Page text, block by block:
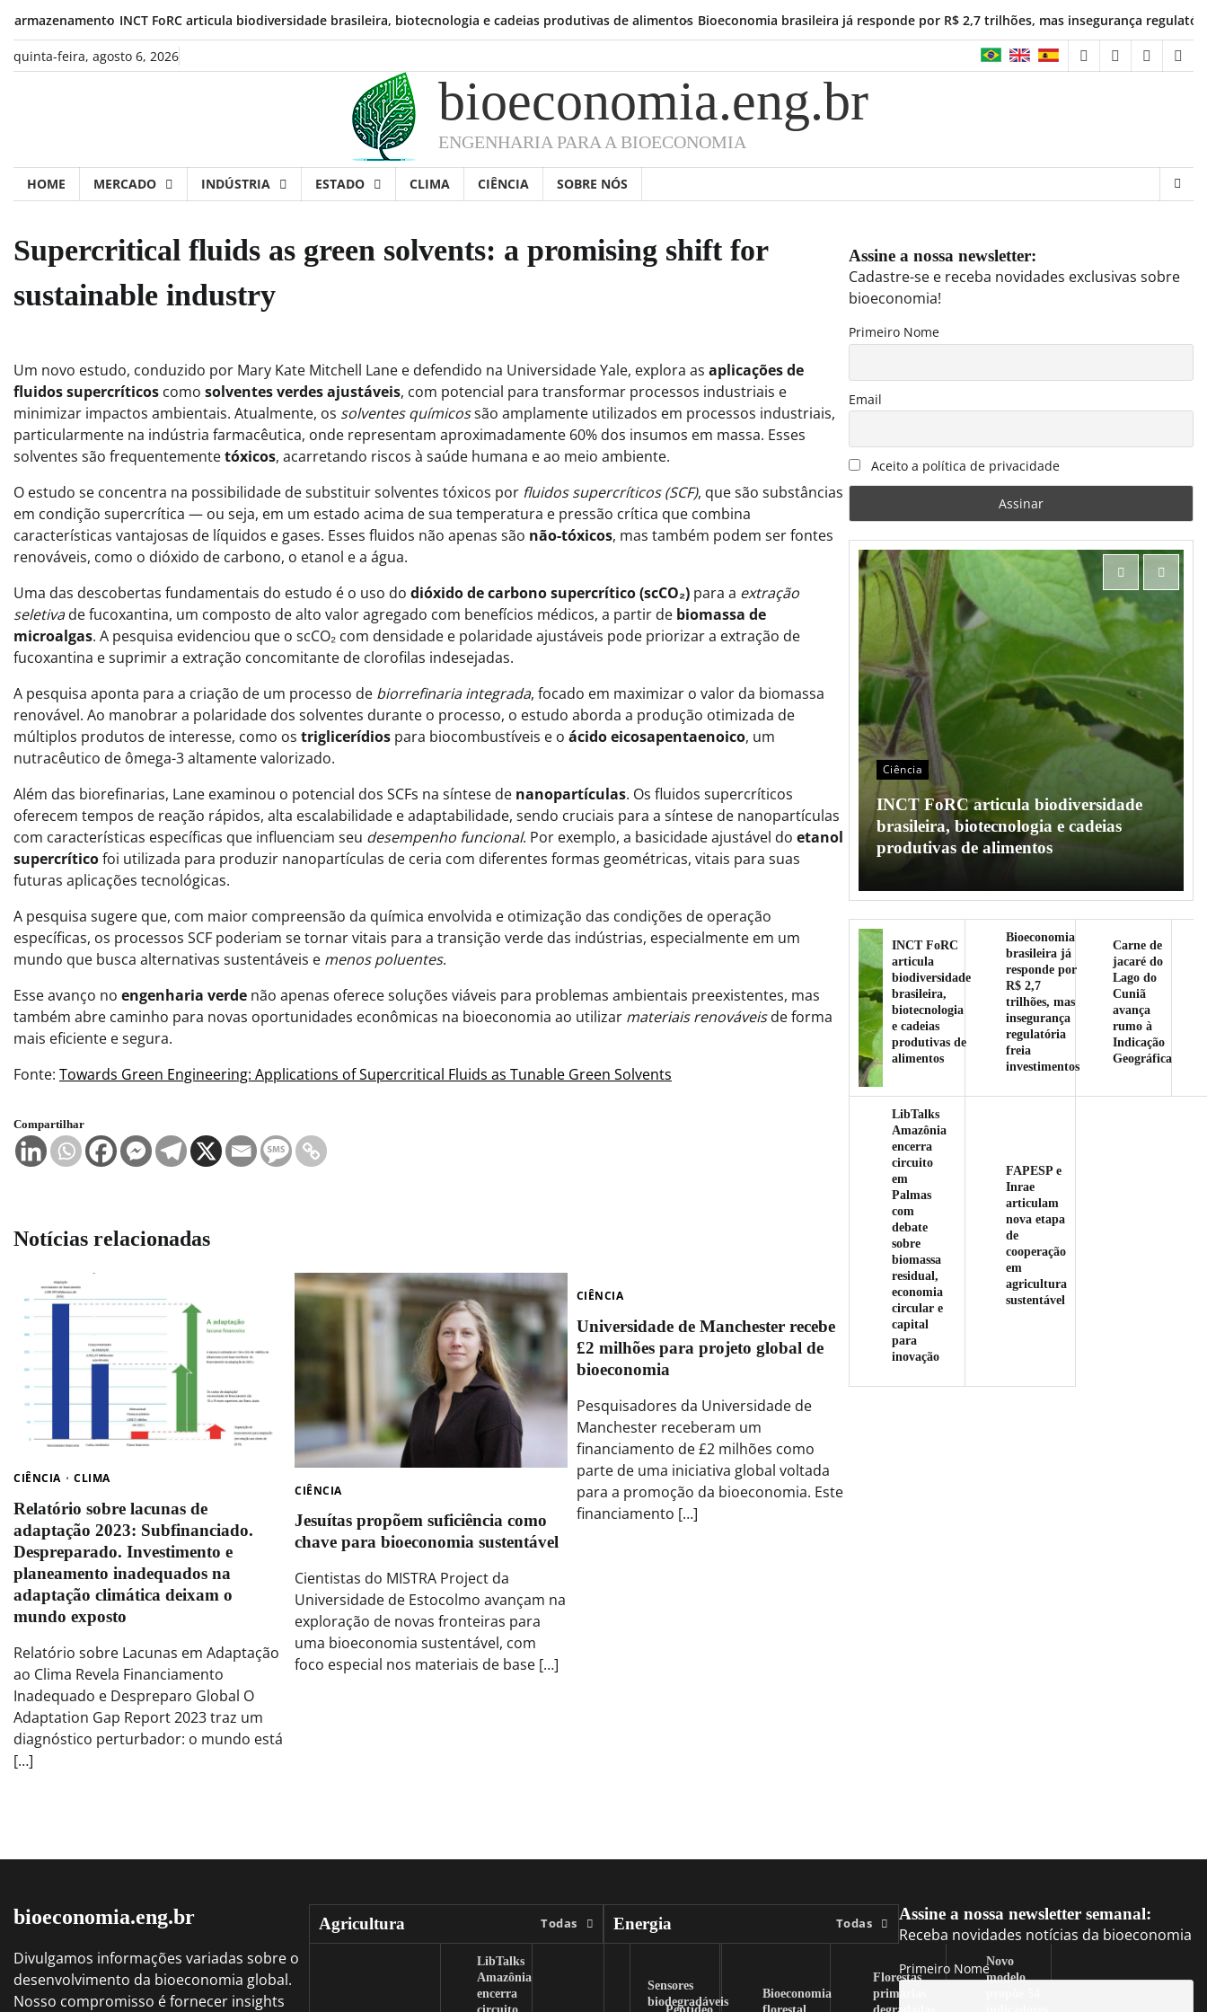
content
INCT FoRC articula biodiversidade brasileira, biotecnologia e cadeias produtivas de alimentos Bioeconomia brasileira já responde por R$ 2,7 trilhões, mas insegurança regulatória freia
quinta-feira, agosto 6, 2026 facebookinstagram
linkedin
bioeconomia.eng.br
ENGENHARIA PARA A BIOECONOMIA
HOME MERCADO INDÚSTRIA ESTADO CLIMA CIÊNCIA SOBRE NÓS
Supercritical fluids as green solvents: a promising shift for
sustainable industry
Um novo estudo, conduzido por Mary Kate Mitchell Lane e defendido na Universidade Yale, explora as aplicações de
fluidos supercríticos como solventes verdes ajustáveis, com potencial para transformar processos industriais e
minimizar impactos ambientais. Atualmente, os solventes químicossão amplamente utilizados em processos industriais,
particularmente na indústria farmacêutica, onde representam aproximadamente 60% dos insumos em massa. Esses
solventes são frequentementetóxicos, acarretando riscos à saúde humana e ao meio ambiente.
O estudo se concentra na possibilidade de substituir solventes tóxicos por fluidos supercríticos (SCF), que são substâncias
em condição supercrítica — ou seja, em um estado acima de sua temperatura e pressão crítica que combina
características vantajosas de líquidos e gases. Esses fluidos não apenas são não-tóxicos, mas também podem ser fontes
renováveis, como o dióxido de carbono, o etanol e a água.
Uma das descobertas fundamentais do estudo é o uso do dióxido de carbono supercrítico (scCO₂) para a extração
seletivade fucoxantina, um composto de alto valor agregado com benefícios médicos, a partir de biomassa de
microalgas. A pesquisa evidenciou que o scCO₂ com densidade e polaridade ajustáveis pode priorizar a extração de
fucoxantina e suprimir a extração concomitante de clorofilas indesejadas.
A pesquisa aponta para a criação de um processo de biorrefinaria integrada, focado em maximizar o valor da biomassa
renovável. Ao manobrar a polaridade dos solventes durante o processo, o estudo aborda a produção otimizada de
múltiplos produtos de interesse, como os triglicerídios para biocombustíveis e o ácido eicosapentaenoico, um
nutracêutico de ômega-3 altamente valorizado.
Além das biorefinarias, Lane examinou o potencial dos SCFs na síntese de nanopartículas. Os fluidos supercríticos
oferecem tempos de reação rápidos, alta escalabilidade e adaptabilidade, sendo cruciais para a síntese de nanopartículas
com características específicas que influenciam seu desempenho funcional. Por exemplo, a basicidade ajustável do etanol
supercríticofoi utilizada para produzir nanopartículas de ceria com diferentes formas geométricas, vitais para suas
futuras aplicações tecnológicas.
A pesquisa sugere que, com maior compreensão da química envolvida e otimização das condições de operação
específicas, os processos SCF poderiam se tornar vitais para a transição verde das indústrias, especialmente em um
mundo que busca alternativas sustentáveis e menos poluentes.
Esse avanço no engenharia verde não apenas oferece soluções viáveis para problemas ambientais preexistentes, mas
também abre caminho para novas oportunidades econômicas na bioeconomia ao utilizar materiais renováveisde forma
mais eficiente e segura.
Fonte: Towards Green Engineering: Applications of Supercritical Fluids as Tunable Green Solvents
Compartilhar
Notícias relacionadas
CIÊNCIA CLIMA
Relatório sobre lacunas de
adaptação 2023: Subfinanciado.
Despreparado. Investimento e
planeamento inadequados na
adaptação climática deixam o
mundo exposto
Relatório sobre Lacunas em Adaptação
ao Clima Revela Financiamento
Inadequado e Despreparo Global O
Adaptation Gap Report 2023 traz um
diagnóstico perturbador: o mundo está
[…]
CIÊNCIA
Jesuítas propõem suficiência como
chave para bioeconomia sustentável
Cientistas do MISTRA Project da
Universidade de Estocolmo avançam na
exploração de novas fronteiras para
uma bioeconomia sustentável, com
foco especial nos materiais de base […]
CIÊNCIA
Universidade de Manchester recebe
£2 milhões para projeto global de
bioeconomia
Pesquisadores da Universidade de
Manchester receberam um
financiamento de £2 milhões como
parte de uma iniciativa global voltada
para a promoção da bioeconomia. Este
financiamento […]
Assine a nossa newsletter:
Cadastre-se e receba novidades exclusivas sobre
bioeconomia!
Primeiro Nome
Email
Aceito a política de privacidade
Eventos E Conferências
Palmas com debate sobre biomassa
residual, economia circular e capital
para inovação
Ciência
INCT FoRC articula biodiversidade
brasileira, biotecnologia e cadeias
produtivas de alimentos
INCT FoRC
articula
biodiversidade
brasileira,
biotecnologia
e cadeias
produtivas de
alimentos
Bioeconomia
brasileira já
responde por
R$ 2,7
trilhões, mas
insegurança
regulatória
freia
investimentos
Carne de
jacaré do
Lago do
Cuniã
avança
rumo à
Indicação
Geográfica
LibTalks
Amazônia
encerra
circuito
em
Palmas
com
debate
sobre
biomassa
residual,
economia
circular e
capital
para
inovação
FAPESP e
Inrae
articulam
nova etapa
de
cooperação
em
agricultura
sustentável
bioeconomia.eng.br
Divulgamos informações variadas sobre o
desenvolvimento da bioeconomia global.
Nosso compromisso é fornecer insights
Agricultura Todas
LibTalks
Amazônia
encerra
circuito
Peptídeo
Energia Todas
Sensores
biodegradáveis
Bioeconomia
florestal
Florestas
primárias
degradadas
Novo
modelo
Assine a nossa newsletter semanal:
Receba novidades notícias da bioeconomia
Primeiro Nome